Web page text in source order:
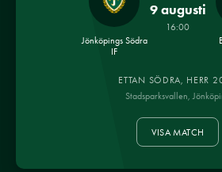
Jönköpings Södra
IF
9 augusti
16:00
ETTAN SÖDRA, HERR
Stadsparksvallen,
VISA MATCH